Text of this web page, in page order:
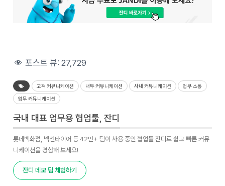
포스트 뷰:27,729
고객 커뮤니케이션 내부 커뮤니케이션 사내 커뮤니케이션 업무 소통
업무 커뮤니케이션
국내 대표 업무용 협업툴, 잔디
롯데백화점, 넥센타이어 등 42만+ 팀이 사용 중인 협업툴 잔디로 쉽고 빠른 커뮤
니케이션을 경험해 보세요!
잔디 데모 팀 체험하기